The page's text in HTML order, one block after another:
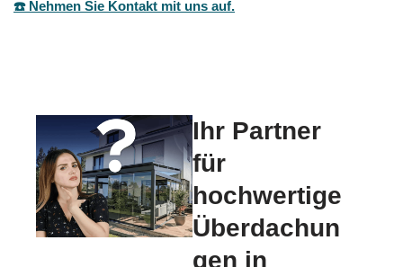
☎️ Nehmen Sie Kontakt mit uns auf.
Ihr Partner
für
hochwertige
Überdachun
gen in